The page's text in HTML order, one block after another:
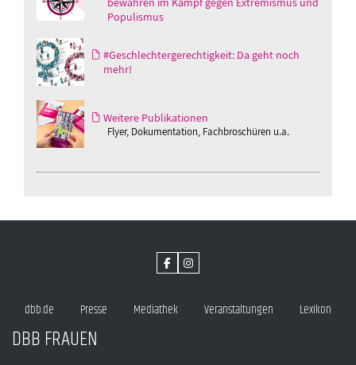
Populismus
#Geschlechtergerechtigkeit: Da geht noch
mehr!
Weitere Publikationen
Flyer, Dokumentation, Fachbroschüren u.a.
dbb.de Presse Mediathek Veranstaltungen Lexikon
DBB FRAUEN